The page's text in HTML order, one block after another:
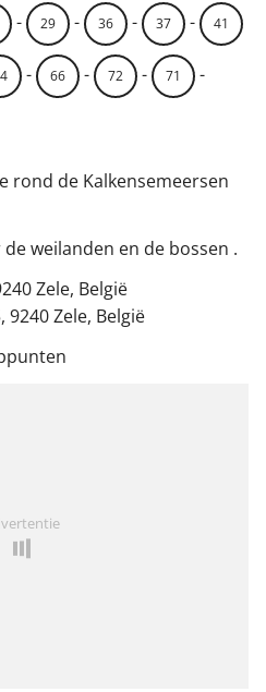
- 29 - 36 - 37 - 41
- 66 - 72 - 71 -
rond de Kalkensemeersen
weilanden en de bossen .
Zele, België
Zele, België